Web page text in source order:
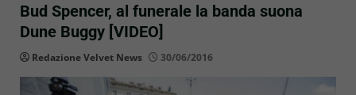
Bud Spencer, al funerale la banda suona
Dune Buggy [VIDEO]
Redazione Velvet News 30/06/2016